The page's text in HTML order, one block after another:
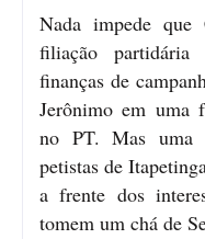
Nada impede que
filiação
finanças de
Jerônimo em uma
no PT. Mas uma
petistas de
a frente dos
tomem um chá de